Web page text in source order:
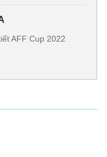
AFF Cup 2022